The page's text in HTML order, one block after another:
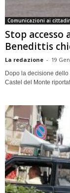
Comunicazioni ai
Stop accesso
Benedittis
La redazione - 19
Dopo la decisione
Castel del Monte